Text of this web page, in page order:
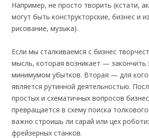
Например, не просто творить (кстати,
могут быть конструкторские, бизнес и
рисование, музыка).
Если мы сталкиваемся с бизнес
мысль, которая возникает — закончить
минимумом убытков. Вторая — для
является рутинной деятельностью.
простых и схематичных вопросов
превращается в схему поиска
важно строишь ли сарай или цех
фрейзерных станков.